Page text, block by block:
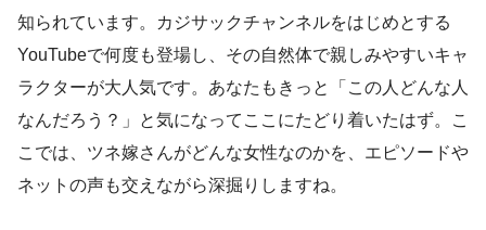
知られています。カジサックチャンネルをはじめとする
YouTubeで何度も登場し、その自然体で親しみやすいキャ
ラクターが大人気です。あなたもきっと「この人どんな人
なんだろう？」と気になってここにたどり着いたはず。こ
こでは、ツネ嫁さんがどんな女性なのかを、エピソードや
ネットの声も交えながら深掘りしますね。